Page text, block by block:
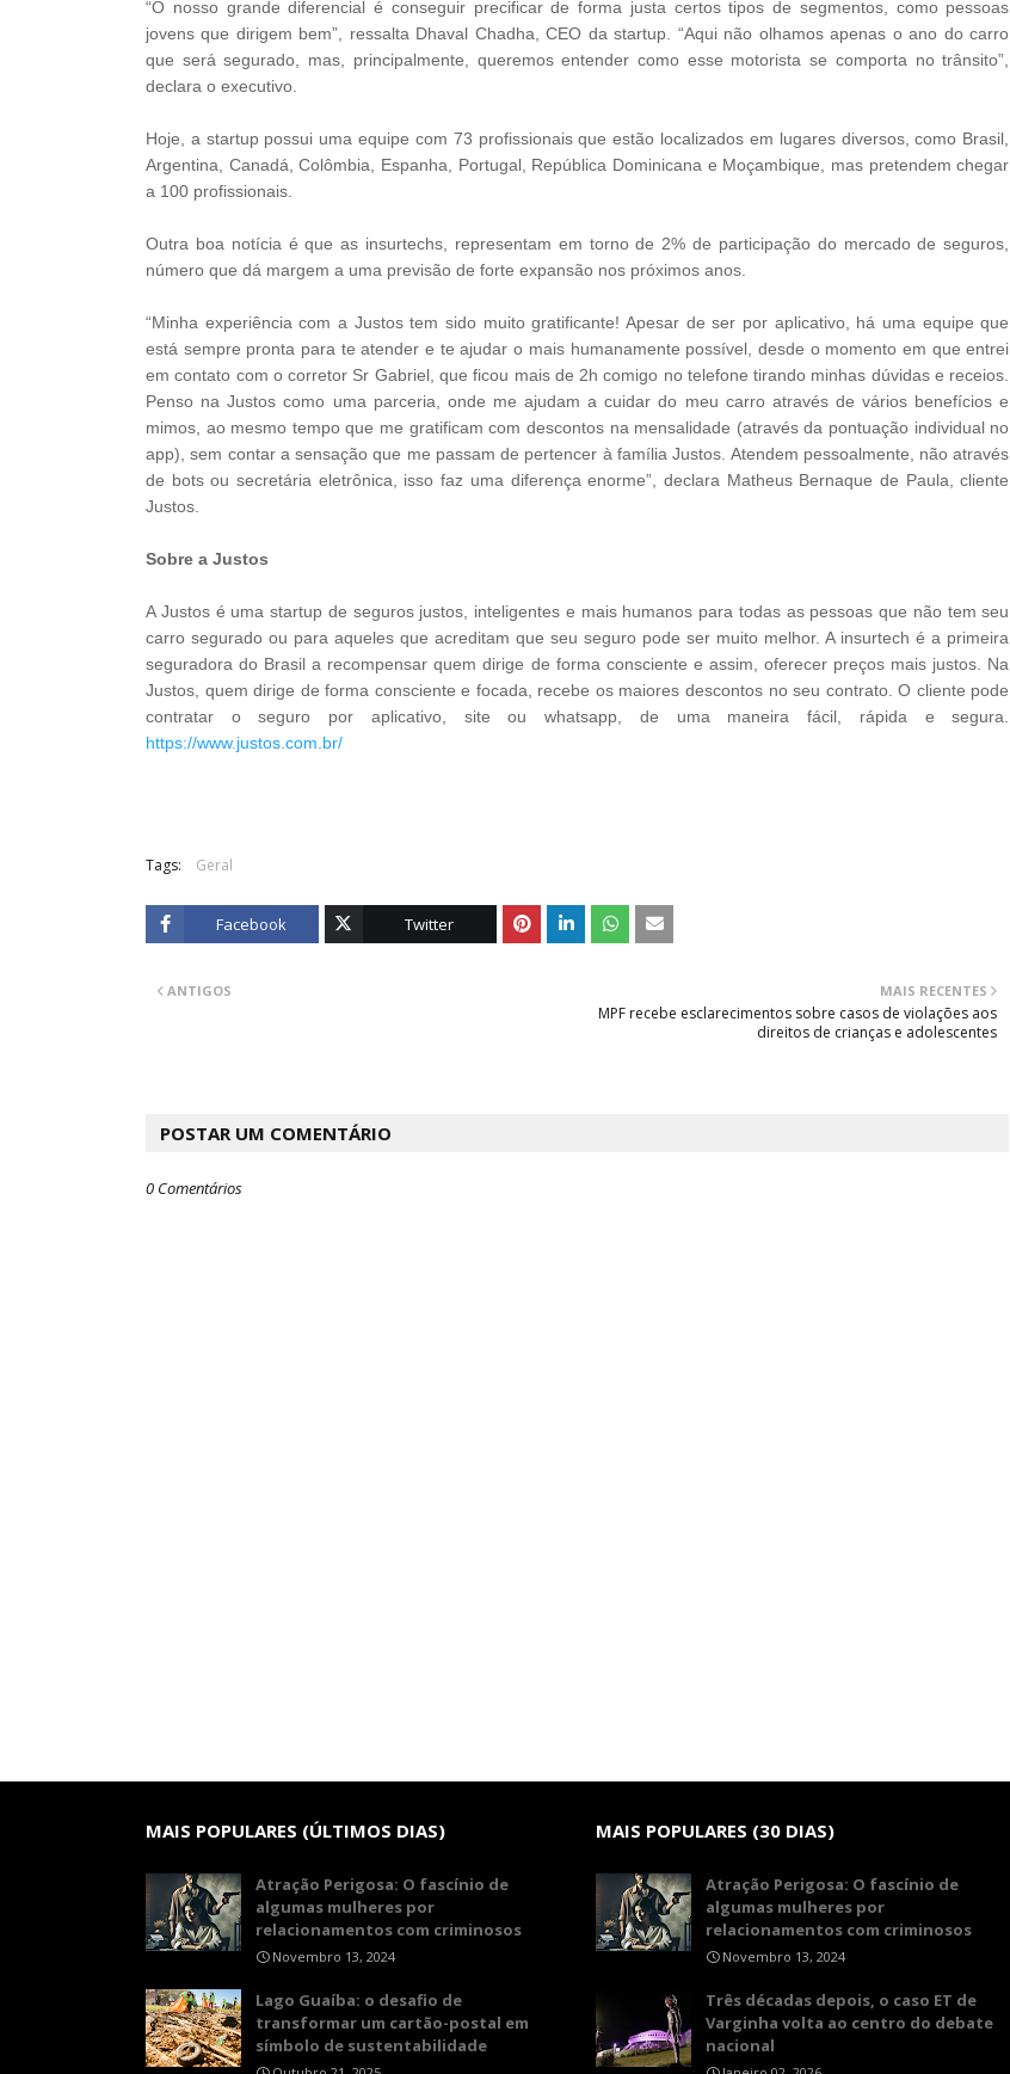
“O nosso grande diferencial é conseguir precificar de forma justa certos tipos de segmentos, como pessoas
jovens que dirigem bem”, ressalta Dhaval Chadha, CEO da startup. “Aqui não olhamos apenas o ano do carro
que será segurado, mas, principalmente, queremos entender como esse motorista se comporta no trânsito”,
declara o executivo.
Hoje, a startup possui uma equipe com 73 profissionais que estão localizados em lugares diversos, como Brasil,
Argentina, Canadá, Colômbia, Espanha, Portugal, República Dominicana e Moçambique, mas pretendem chegar
a 100 profissionais.
Outra boa notícia é que as insurtechs, representam em torno de 2% de participação do mercado de seguros,
número que dá margem a uma previsão de forte expansão nos próximos anos.
“Minha experiência com a Justos tem sido muito gratificante! Apesar de ser por aplicativo, há uma equipe que
está sempre pronta para te atender e te ajudar o mais humanamente possível, desde o momento em que entrei
em contato com o corretor Sr Gabriel, que ficou mais de 2h comigo no telefone tirando minhas dúvidas e receios.
Penso na Justos como uma parceria, onde me ajudam a cuidar do meu carro através de vários benefícios e
mimos, ao mesmo tempo que me gratificam com descontos na mensalidade (através da pontuação individual no
app), sem contar a sensação que me passam de pertencer à família Justos. Atendem pessoalmente, não através
de bots ou secretária eletrônica, isso faz uma diferença enorme”, declara Matheus Bernaque de Paula, cliente
Justos.
Sobre a Justos
A Justos é uma startup de seguros justos, inteligentes e mais humanos para todas as pessoas que não tem seu
carro segurado ou para aqueles que acreditam que seu seguro pode ser muito melhor. A insurtech é a primeira
seguradora do Brasil a recompensar quem dirige de forma consciente e assim, oferecer preços mais justos. Na
Justos, quem dirige de forma consciente e focada, recebe os maiores descontos no seu contrato. O cliente pode
contratar o seguro por aplicativo, site ou whatsapp, de uma maneira fácil, rápida e segura.
https://www.justos.com.br/
Tags: Geral
Facebook Twitter
MAIS RECENTES
MPF recebe esclarecimentos sobre casos de violações aos
direitos de crianças e adolescentes
ANTIGOS
POSTAR UM COMENTÁRIO
0 Comentários
MAIS POPULARES (ÚLTIMOS DIAS)
Atração Perigosa: O fascínio de
algumas mulheres por
relacionamentos com criminosos
Novembro 13, 2024
Lago Guaíba: o desafio de
transformar um cartão-postal em
símbolo de sustentabilidade
MAIS POPULARES (30 DIAS)
Atração Perigosa: O fascínio de
algumas mulheres por
relacionamentos com criminosos
Novembro 13, 2024
Três décadas depois, o caso ET de
Varginha volta ao centro do debate
nacional